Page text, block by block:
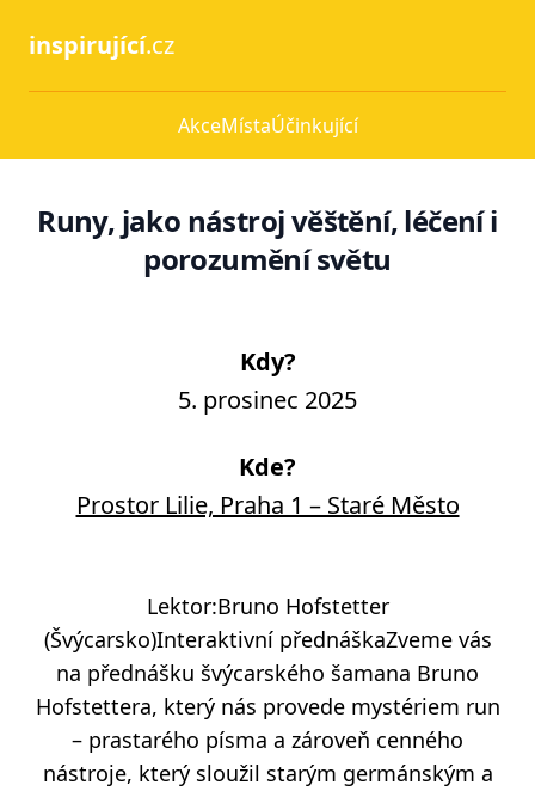
inspirující.cz
AkceMístaÚčinkující
Runy, jako nástroj věštění, léčení i
porozumění světu
Kdy?
5. prosinec 2025
Kde?
Prostor Lilie, Praha 1 – Staré Město
Lektor:Bruno Hofstetter
(Švýcarsko)Interaktivní přednáškaZveme vás
na přednášku švýcarského šamana Bruno
Hofstettera, který nás provede mystériem run
– prastarého písma a zároveň cenného
nástroje, který sloužil starým germánským a